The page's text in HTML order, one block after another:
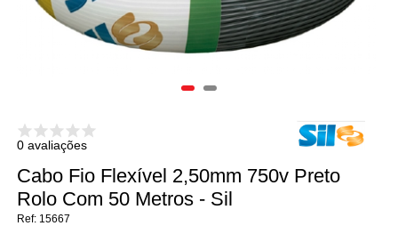
0 avaliações
Cabo Fio Flexível 2,50mm 750v Preto
Rolo Com 50 Metros - Sil
15667